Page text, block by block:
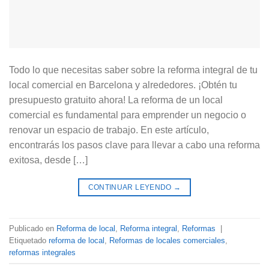
Todo lo que necesitas saber sobre la reforma integral de tu
local comercial en Barcelona y alrededores. ¡Obtén tu
presupuesto gratuito ahora! La reforma de un local
comercial es fundamental para emprender un negocio o
renovar un espacio de trabajo. En este artículo,
encontrarás los pasos clave para llevar a cabo una reforma
exitosa, desde […]
CONTINUAR LEYENDO →
Publicado en Reforma de local Reforma integral Reformas
|
Etiquetado reforma de local Reformas de locales comerciales
reformas integrales